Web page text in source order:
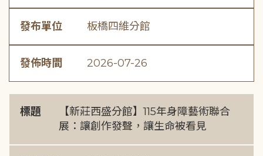
發布單位 板橋四維分館
發佈時間 2026-07-26
標題
【新莊西盛分館】115年身障藝術聯合
展：讓創作發聲，讓生命被看見